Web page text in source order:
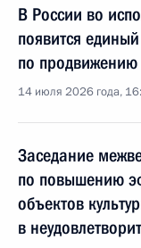
В России во
появится
по продвижению
14 июля 2026 года,
Заседание
по повышению
объектов
в